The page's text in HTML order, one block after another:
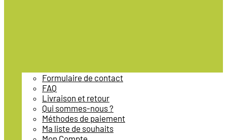
Formulaire de contact
FAQ
Livraison et retour
Qui sommes-nous ?
Méthodes de paiement
Ma liste de souhaits